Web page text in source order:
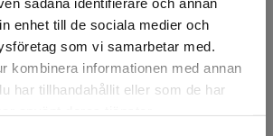
enhet till de sociala medier och
som vi samarbetar med.
kombinera informationen med annan
har tillhandahållit eller som de har
att du besöker
via en enhet utanför Sverige.
Flyman Mattsson
Mattsson är fil.dr. i allmän